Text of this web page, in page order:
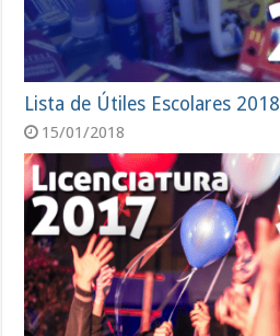
Lista de Útiles Escolares 2018
15/01/2018